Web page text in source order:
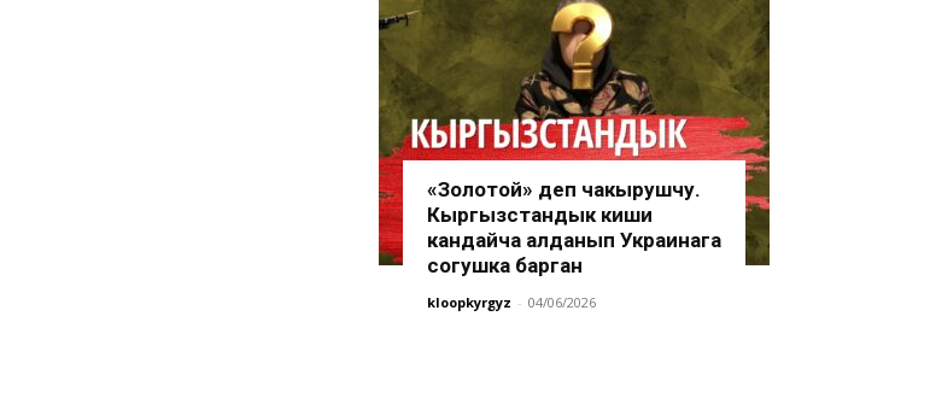
«Золотой» деп чакырушчу.
Кыргызстандык киши
кандайча алданып Украинага
согушка барган
kloopkyrgyz - 04/06/2026